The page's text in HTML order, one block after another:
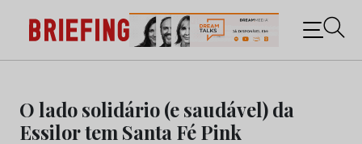
content
Briefing: Todas as notícias sobre os negócios do
Marketing e da Publicidade
O lado solidário (e saudável) da
Essilor tem Santa Fé Pink